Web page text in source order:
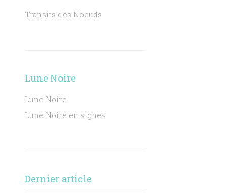
Transits des Noeuds
Lune Noire
Lune Noire
Lune Noire en signes
Dernier article